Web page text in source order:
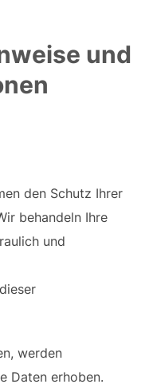
und
den Schutz Ihrer
behandeln Ihre
und
werden
Daten erhoben.